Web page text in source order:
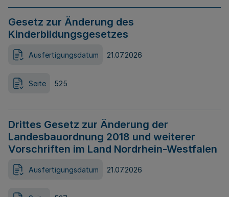
Gesetz zur Änderung des
Kinderbildungsgesetzes
Ausfertigungsdatum 21.07.2026
Seite 525
Drittes Gesetz zur Änderung der
Landesbauordnung 2018 und weiterer
Vorschriften im Land Nordrhein-Westfalen
Ausfertigungsdatum 21.07.2026